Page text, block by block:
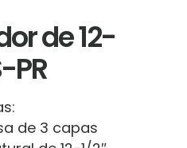
de 12-
PR
de 3 capas